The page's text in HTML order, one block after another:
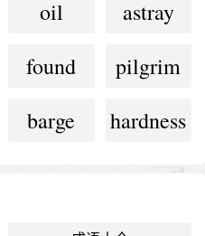
oil
astray
found
pilgrim
barge hardness